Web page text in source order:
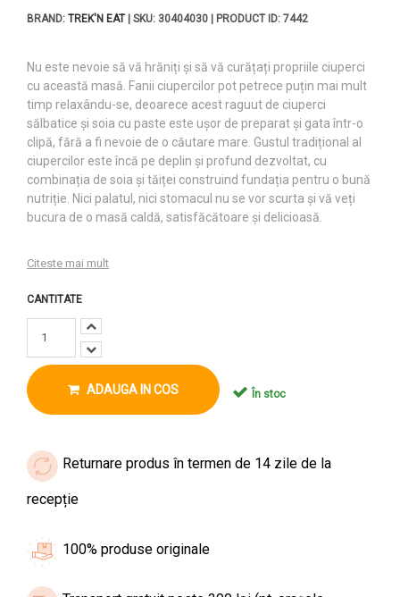
BRAND: TREK'N EAT| SKU: 30404030 | PRODUCT ID: 7442
Nu este nevoie să vă hrăniți și să vă curățați propriile ciuperci
cu această masă. Fanii ciupercilor pot petrece puțin mai mult
timp relaxându-se, deoarece acest raguut de ciuperci
sălbatice și soia cu paste este ușor de preparat și gata într-o
clipă, fără a fi nevoie de o căutare mare. Gustul tradițional al
ciupercilor este încă pe deplin și profund dezvoltat, cu
combinația de soia și tăiței construind fundația pentru o bună
nutriție. Nici palatul, nici stomacul nu se vor scurta și vă veți
bucura de o masă caldă, satisfăcătoare și delicioasă.
Citeste mai mult
CANTITATE
ADAUGA IN COS În stoc
Returnare produs în termen de 14 zile de la
recepție
100% produse originale